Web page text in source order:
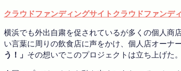
クラウドファンディングサイトクラウドファンデ
横浜でも外出自粛を促されているが多くの個人商
い言葉に周りの飲食店に声をかけ、個人店オーナ
う！」 その想いでこのプロジェクトは立ち上げた。